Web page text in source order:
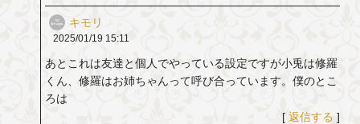
キモリ
2025/01/19 15:11
あとこれは友達と個人でやっている設定ですが小兎は修羅
くん、修羅はお姉ちゃんって呼び合っています。僕のとこ
ろは
[ 返信する ]